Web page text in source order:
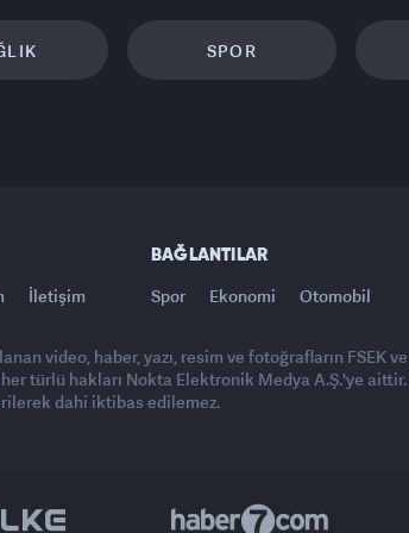
SPOR
İletişim
BAĞLANTILAR
Spor Ekonomi Otomobil
video, haber, yazı, resim ve fotoğrafların FSEK ve
türlü hakları Nokta Elektronik Medya A.Ş.'ye aittir.
dahi iktibas edilemez.